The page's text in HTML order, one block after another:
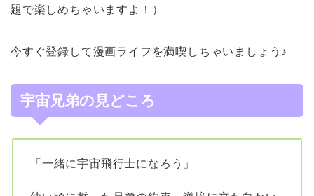
題で楽しめちゃいますよ！）
今すぐ登録して漫画ライフを満喫しちゃいましょう♪
宇宙兄弟の見どころ
「一緒に宇宙飛行士になろう」